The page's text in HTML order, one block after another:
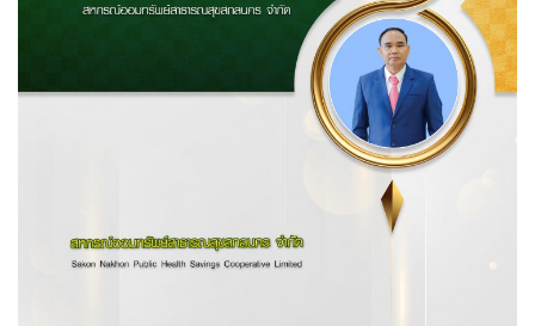
วารสารประจำปี 2567